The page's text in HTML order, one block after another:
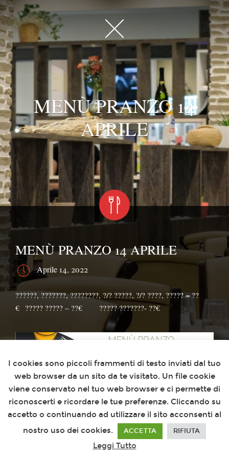
MENÙ PRANZO 14
APRILE
MENÙ PRANZO 14 APRILE
Aprile 14, 2022
??????, ???????, ????????, ?/? ?????, ?/? ????, ????? = ??
€⁣⁣⠀????? ????? – ??€⠀⠀⁣⁣⠀????? ???????- ??€
I cookies sono piccoli frammenti di testo inviati dal tuo
web browser da un sito da te visitato. Un file cookie
viene conservato nel tuo web browser e ci permette di
riconoscerti e ricordare le tue preferenze. Cliccando su
accetto o continuando ad utilizzare il sito acconsenti al
nostro uso dei cookies.
ACCETTA RIFIUTA
Leggi Tutto